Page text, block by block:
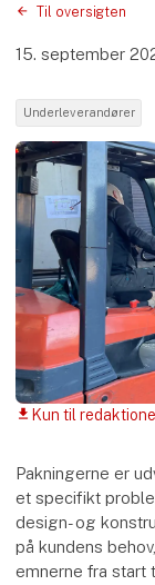
Til oversigten
15. september
Underleverandører
download Kun til
Pakningerne er
et specifikt
design- og
på kundens
emnerne fra